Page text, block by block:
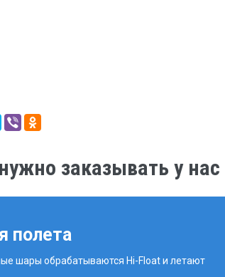
заказывать у нас
полета
шары обрабатываются Hi-Float и летают